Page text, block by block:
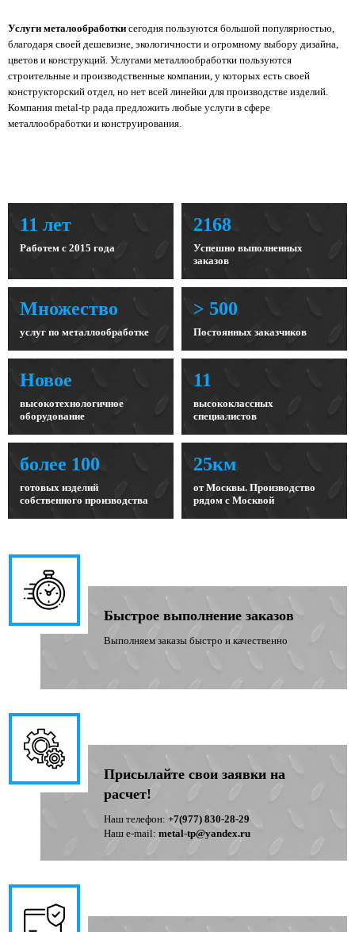
Услуги металообработки сегодня пользуются большой популярностью,
благодаря своей дешевизне, экологичности и огромному выбору дизайна,
цветов и конструкций. Услугами металлообработки пользуются
строительные и производственные компании, у которых есть своей
конструкторский отдел, но нет всей линейки для производстве изделий.
Компания metal-tp рада предложить любые услуги в сфере
металлообработки и конструирования.
11 лет
Работем с 2015 года
2168
Успешно выполненных
заказов
Множество
услуг по металлообработке
> 500
Постоянных заказчиков
Новое
высокотехнологичное
оборудование
11
высококлассных
специалистов
более 100
готовых изделий
собственного производства
25км
от Москвы. Производство
рядом с Москвой
Быстрое выполнение заказов
Выполняем заказы быстро и качественно
Присылайте свои заявки на
расчет!
Наш телефон: +7(977) 830-28-29
Наш e-mail: metal-tp@yandex.ru